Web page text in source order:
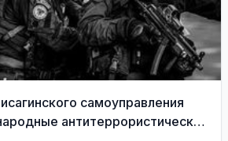
самоуправления
антитеррористические